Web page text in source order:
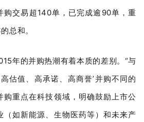
购交易超140单，已完成逾90单，重
总和。
年的并购热潮有着本质的差别。“与
估值、高承诺、高商誉’并购不同的
购重点在科技领域，明确鼓励上市公
（如新能源、生物医药等）和未来产